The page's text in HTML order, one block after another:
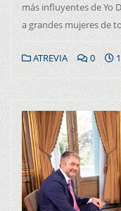
más influyentes de Yo
a grandes mujeres de
ATREVIA 0